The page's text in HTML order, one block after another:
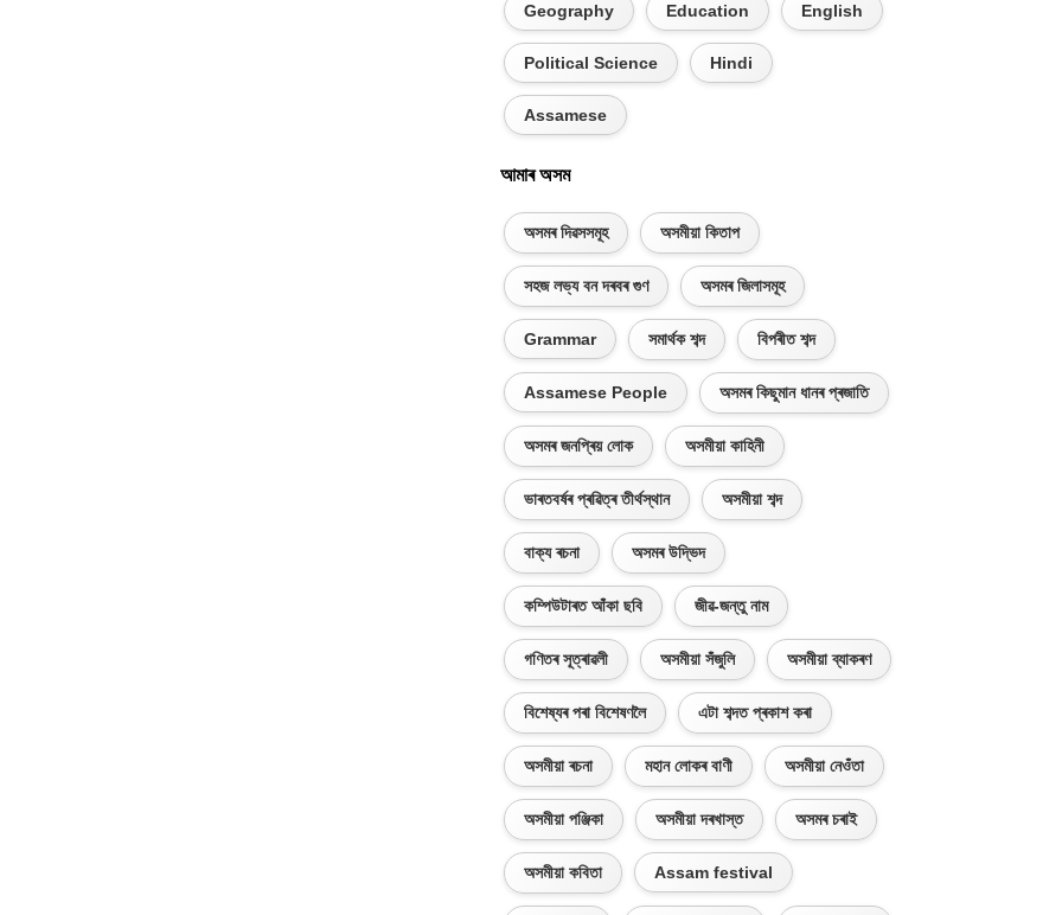
Geography Education English
Political Science Hindi
Assamese
আমাৰ অসম
অসমৰ দিৱসসমূহ অসমীয়া কিতাপ
সহজ লভ্য বন দৰবৰ গুণ অসমৰ জিলাসমূহ
Grammar সমাৰ্থক শব্দ বিপৰীত শব্দ
Assamese People অসমৰ কিছুমান ধানৰ প্ৰজাতি
অসমৰ জনপ্ৰিয় লোক অসমীয়া কাহিনী
ভাৰতবৰ্ষৰ প্ৰৱিত্ৰ তীৰ্থস্থান অসমীয়া শব্দ
বাক্য ৰচনা অসমৰ উদ্ভিদ
কম্পিউটাৰত আঁকা ছবি জীৱ-জন্তু নাম
গণিতৰ সূত্ৰাৱলী অসমীয়া সঁজুলি অসমীয়া ব্যাকৰণ
বিশেষ্যৰ পৰা বিশেষণলৈ এটা শব্দত প্ৰকাশ কৰা
অসমীয়া ৰচনা মহান লোকৰ বাণী অসমীয়া নেওঁতা
অসমীয়া পঞ্জিকা অসমীয়া দৰখাস্ত অসমৰ চৰাই
অসমীয়া কবিতা Assam festival